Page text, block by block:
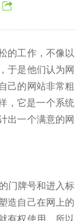
的工作，不像以
于是他们认为网
己的网站非常粗
，它是一个系统
出一个满意的网
门牌号和进入标
造自己在网上的
有权使用，所以